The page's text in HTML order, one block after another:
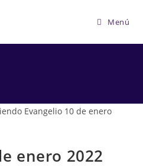
Menú
enero 2022